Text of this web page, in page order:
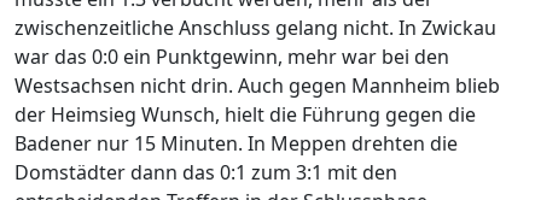
zwischenzeitliche Anschluss gelang nicht. In Zwickau
war das 0:0 ein Punktgewinn, mehr war bei den
Westsachsen nicht drin. Auch gegen Mannheim blieb
der Heimsieg Wunsch, hielt die Führung gegen die
Badener nur 15 Minuten. In Meppen drehten die
Domstädter dann das 0:1 zum 3:1 mit den